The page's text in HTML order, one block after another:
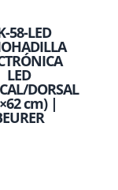
58-LED
LED
DORSAL
cm) |